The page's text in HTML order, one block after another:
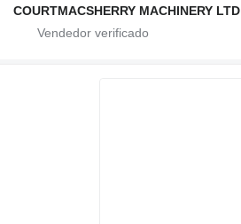
COURTMACSHERRY MACHINERY LTD